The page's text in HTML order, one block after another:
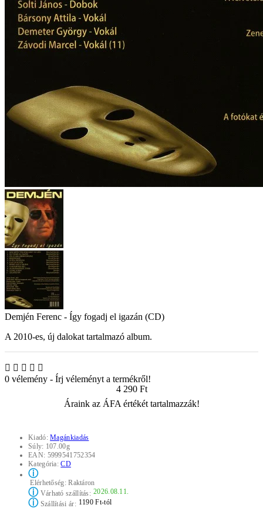
Demjén Ferenc - Így fogadj el igazán (CD)
A 2010-es, új dalokat tartalmazó album.
0 vélemény - Írj véleményt a termékről!
4 290 Ft
Áraink az ÁFA értékét tartalmazzák!
Kiadó:Magánkiadás
Súly: 107.00g
EAN: 5999541752354
Kategória:CD
ⓘ
Elérhetőség:Raktáron
ⓘVárható szállítás: 2026.08.11.
ⓘSzállítási ár: 1190 Ft-tól